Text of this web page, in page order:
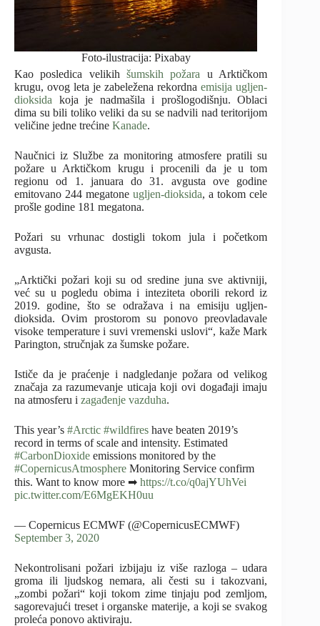
Foto-ilustracija: Pixabay
Kao posledica velikihšumskih požara u Arktičkom
krugu, ovog leta je zabeležena rekordnaemisija ugljen-
dioksida koja je nadmašila i prošlogodišnju. Oblaci
dima su bili toliko veliki da su se nadvili nad teritorijom
veličine jedne trećine Kanade.
Naučnici iz Službe za monitoring atmosfere pratili su
požare u Arktičkom krugu i procenili da je u tom
regionu od 1. januara do 31. avgusta ove godine
emitovano 244 megatoneugljen-dioksida, a tokom cele
prošle godine 181 megatona.
Požari su vrhunac dostigli tokom jula i početkom
avgusta.
„Arktički požari koji su od sredine juna sve aktivniji,
već su u pogledu obima i inteziteta oborili rekord iz
2019. godine, što se odražava i na emisiju ugljen-
dioksida. Ovim prostorom su ponovo preovladavale
visoke temperature i suvi vremenski uslovi“, kaže Mark
Parington, stručnjak za šumske požare.
Ističe da je praćenje i nadgledanje požara od velikog
značaja za razumevanje uticaja koji ovi događaji imaju
na atmosferu i zagađenje vazduha.
This year’s #Arctic #wildfires have beaten 2019’s
record in terms of scale and intensity. Estimated
#CarbonDioxide emissions monitored by the
#CopernicusAtmosphere Monitoring Service confirm
this. Want to know more ➡ https://t.co/q0ajYUhVei
pic.twitter.com/E6MgEKH0uu
— Copernicus ECMWF (@CopernicusECMWF)
September 3, 2020
Nekontrolisani požari izbijaju iz više razloga – udara
groma ili ljudskog nemara, ali česti su i takozvani,
„zombi požari“ koji tokom zime tinjaju pod zemljom,
sagorevajući treset i organske materije, a koji se svakog
proleća ponovo aktiviraju.